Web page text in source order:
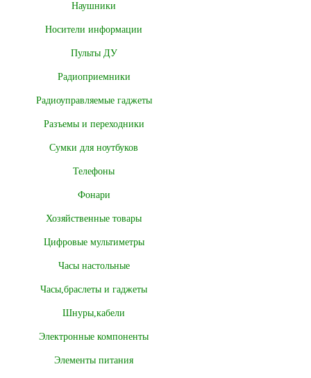
Наушники
Носители информации
Пульты ДУ
Радиоприемники
Радиоуправляемые гаджеты
Разъемы и переходники
Сумки для ноутбуков
Телефоны
Фонари
Хозяйственные товары
Цифровые мультиметры
Часы настольные
Часы,браслеты и гаджеты
Шнуры,кабели
Электронные компоненты
Элементы питания